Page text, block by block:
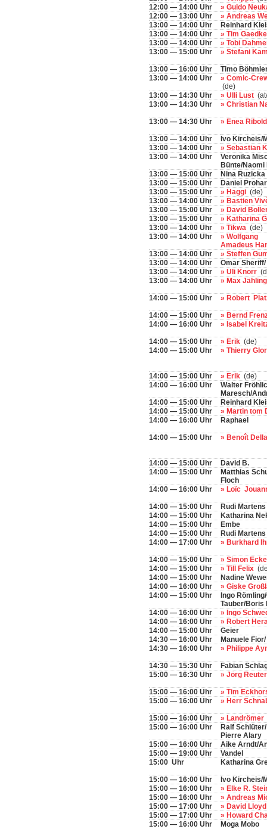
12:00 — 14:00 Uhr
» Guido
12:00 — 13:00 Uhr
» Andreas
13:00 — 14:00 Uhr
Reinhard
13:00 — 14:00 Uhr
» Tim
13:00 — 14:00 Uhr
» Tobi
13:00 — 15:00 Uhr
» Stefani
13:00 — 16:00 Uhr
Timo
13:00 — 14:00 Uhr
» Comic-
(de)
13:00 — 14:30 Uhr
» Ulli Lust
13:00 — 14:30 Uhr
» Christian
13:00 — 14:30 Uhr » Enea
13:00 — 14:00 Uhr
Ivo Kircheis/
13:00 — 14:00 Uhr
» Sebastian
13:00 — 14:00 Uhr
Veronika
Bünte/Naomi
13:00 — 15:00 Uhr
Nina Ruzicka
13:00 — 15:00 Uhr
Daniel
13:00 — 15:00 Uhr
» Haggi (de)
13:00 — 14:00 Uhr
» Bastien
13:00 — 15:00 Uhr
» David
13:00 — 15:00 Uhr
» Katharina
13:00 — 14:00 Uhr
» Tikwa (de)
13:00 — 14:00 Uhr
» Wolfgang
Amadeus
13:00 — 14:00 Uhr
» Steffen
13:00 — 14:00 Uhr
Omar
13:00 — 14:00 Uhr
» Uli Knorr
13:00 — 14:00 Uhr
» Max
14:00 — 15:00 Uhr » Robert
14:00 — 15:00 Uhr
» Bernd
14:00 — 16:00 Uhr
» Isabel
14:00 — 15:00 Uhr » Erik (de)
14:00 — 15:00 Uhr
» Thierry
14:00 — 15:00 Uhr » Erik (de)
14:00 — 16:00 Uhr
Walter
Maresch/
14:00 — 15:00 Uhr
Reinhard
14:00 — 15:00 Uhr
» Martin tom
14:00 — 16:00 Uhr
Raphael
14:00 — 15:00 Uhr » Benoît
14:00 — 15:00 Uhr
David B.
14:00 — 15:00 Uhr
Matthias
Floch
14:00 — 16:00 Uhr
» Loïc
14:00 — 15:00 Uhr
Rudi Martens
14:00 — 15:00 Uhr
Katharina
14:00 — 15:00 Uhr
Embe
14:00 — 15:00 Uhr
Rudi Martens
14:00 — 17:00 Uhr
» Burkhard
14:00 — 15:00 Uhr
» Simon
14:00 — 15:00 Uhr
» Till Felix
14:00 — 15:00 Uhr
Nadine
14:00 — 16:00 Uhr
» Giske
14:00 — 15:00 Uhr
Ingo
Tauber/Boris
14:00 — 16:00 Uhr
» Ingo
14:00 — 16:00 Uhr
» Robert
14:00 — 15:00 Uhr
Geier
14:30 — 16:00 Uhr
Manuele
14:30 — 16:00 Uhr
» Philippe
14:30 — 15:30 Uhr
Fabian
15:00 — 16:30 Uhr
» Jörg
15:00 — 16:00 Uhr
» Tim
15:00 — 16:00 Uhr
» Herr
15:00 — 16:00 Uhr » Landrömer
15:00 — 16:00 Uhr
Ralf
Pierre Alary
15:00 — 16:00 Uhr
Aike Arndt/
15:00 — 19:00 Uhr
Vandel
15:00 Uhr
Katharina
15:00 — 16:00 Uhr
Ivo Kircheis/
15:00 — 16:00 Uhr
» Elke R.
15:00 — 16:00 Uhr
» Andreas
15:00 — 17:00 Uhr
» David
15:00 — 17:00 Uhr
» Howard
15:00 — 16:00 Uhr
Moga Mobo